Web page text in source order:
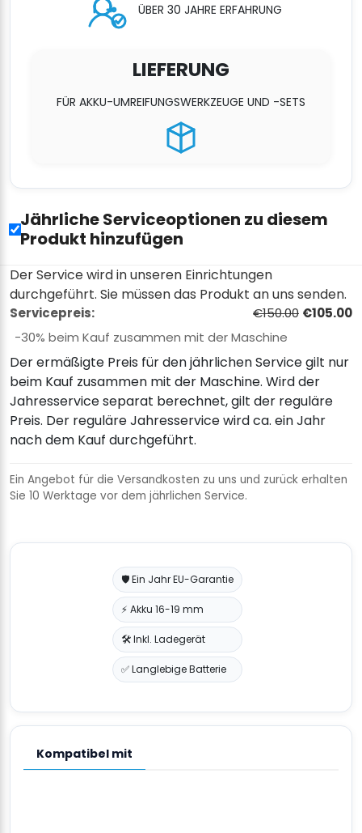
ÜBER 30 JAHRE ERFAHRUNG
LIEFERUNG
FÜR AKKU-UMREIFUNGSWERKZEUGE UND -SETS
Jährliche Serviceoptionen zu diesem
Produkt hinzufügen
Der Service wird in unseren Einrichtungen
durchgeführt. Sie müssen das Produkt an uns senden.
Servicepreis: €150.00 €105.00
−30% beim Kauf zusammen mit der Maschine
Der ermäßigte Preis für den jährlichen Service gilt nur
beim Kauf zusammen mit der Maschine. Wird der
Jahresservice separat berechnet, gilt der reguläre
Preis. Der reguläre Jahresservice wird ca. ein Jahr
nach dem Kauf durchgeführt.
Ein Angebot für die Versandkosten zu uns und zurück erhalten
Sie 10 Werktage vor dem jährlichen Service.
🛡️ Ein Jahr EU-Garantie
⚡ Akku 16-19 mm
🛠️ Inkl. Ladegerät
✅ Langlebige Batterie
Kompatibel mit